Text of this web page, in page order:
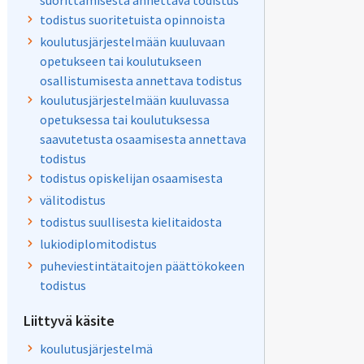
todistus suoritetuista opinnoista
koulutusjärjestelmään kuuluvaan
opetukseen tai koulutukseen
osallistumisesta annettava todistus
koulutusjärjestelmään kuuluvassa
opetuksessa tai koulutuksessa
saavutetusta osaamisesta annettava
todistus
todistus opiskelijan osaamisesta
välitodistus
todistus suullisesta kielitaidosta
lukiodiplomitodistus
puheviestintätaitojen päättökokeen
todistus
Liittyvä käsite
koulutusjärjestelmä